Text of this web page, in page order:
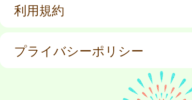
利用規約
プライバシーポリシー